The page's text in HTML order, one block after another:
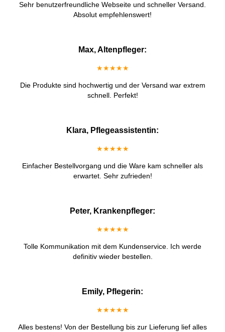
Sehr benutzerfreundliche Webseite und schneller Versand.
Absolut empfehlenswert!
Max, Altenpfleger:
★★★★★
Die Produkte sind hochwertig und der Versand war extrem
schnell. Perfekt!
Klara, Pflegeassistentin:
★★★★★
Einfacher Bestellvorgang und die Ware kam schneller als
erwartet. Sehr zufrieden!
Peter, Krankenpfleger:
★★★★★
Tolle Kommunikation mit dem Kundenservice. Ich werde
definitiv wieder bestellen.
Emily, Pflegerin:
★★★★★
Alles bestens! Von der Bestellung bis zur Lieferung lief alles